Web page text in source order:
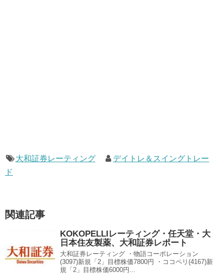
大和証券レーティング
デイトレ＆スイングトレー
ド
関連記事
KOKOPELLIレーティング・任天堂・大
日本住友製薬、大和証券レポート
大和証券レーティング ・物語コーポレーション
(3097)新規「2」目標株価7800円 ・ココペリ(4167)新
規「2」目標株価6000円...